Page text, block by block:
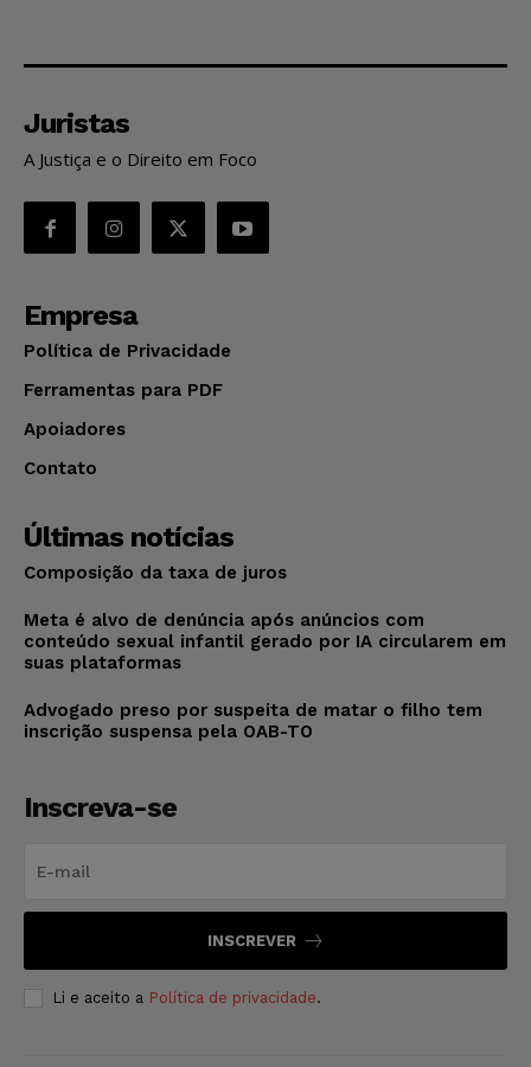
Juristas
A Justiça e o Direito em Foco
Empresa
Política de Privacidade
Ferramentas para PDF
Apoiadores
Contato
Últimas notícias
Composição da taxa de juros
Meta é alvo de denúncia após anúncios com
conteúdo sexual infantil gerado por IA circularem em
suas plataformas
Advogado preso por suspeita de matar o filho tem
inscrição suspensa pela OAB-TO
Inscreva-se
INSCREVER
Li e aceito a Política de privacidade.